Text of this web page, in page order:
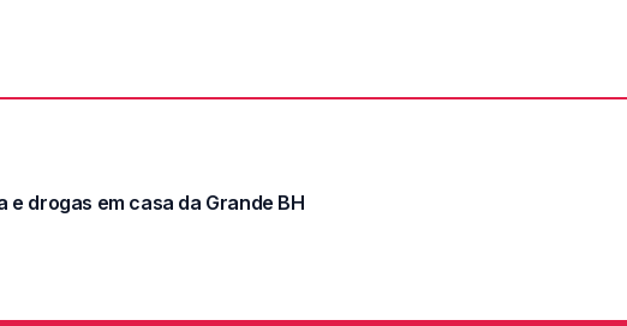
drogas em casa da Grande BH